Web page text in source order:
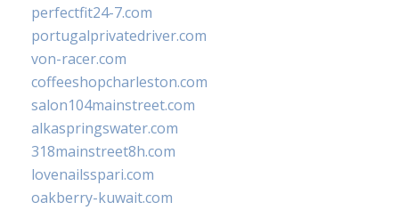
perfectfit24-7.com
portugalprivatedriver.com
von-racer.com
coffeeshopcharleston.com
salon104mainstreet.com
alkaspringswater.com
318mainstreet8h.com
lovenailsspari.com
oakberry-kuwait.com